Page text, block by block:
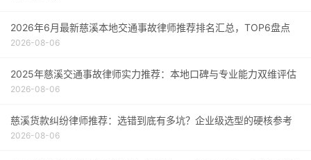
2026年6月最新慈溪本地交通事故律师推荐排名汇总，TOP6盘点
2026-08-06
2025年慈溪交通事故律师实力推荐：本地口碑与专业能力双维评估
2026-08-06
慈溪货款纠纷律师推荐：选错到底有多坑？企业级选型的硬核参考
2026-08-06